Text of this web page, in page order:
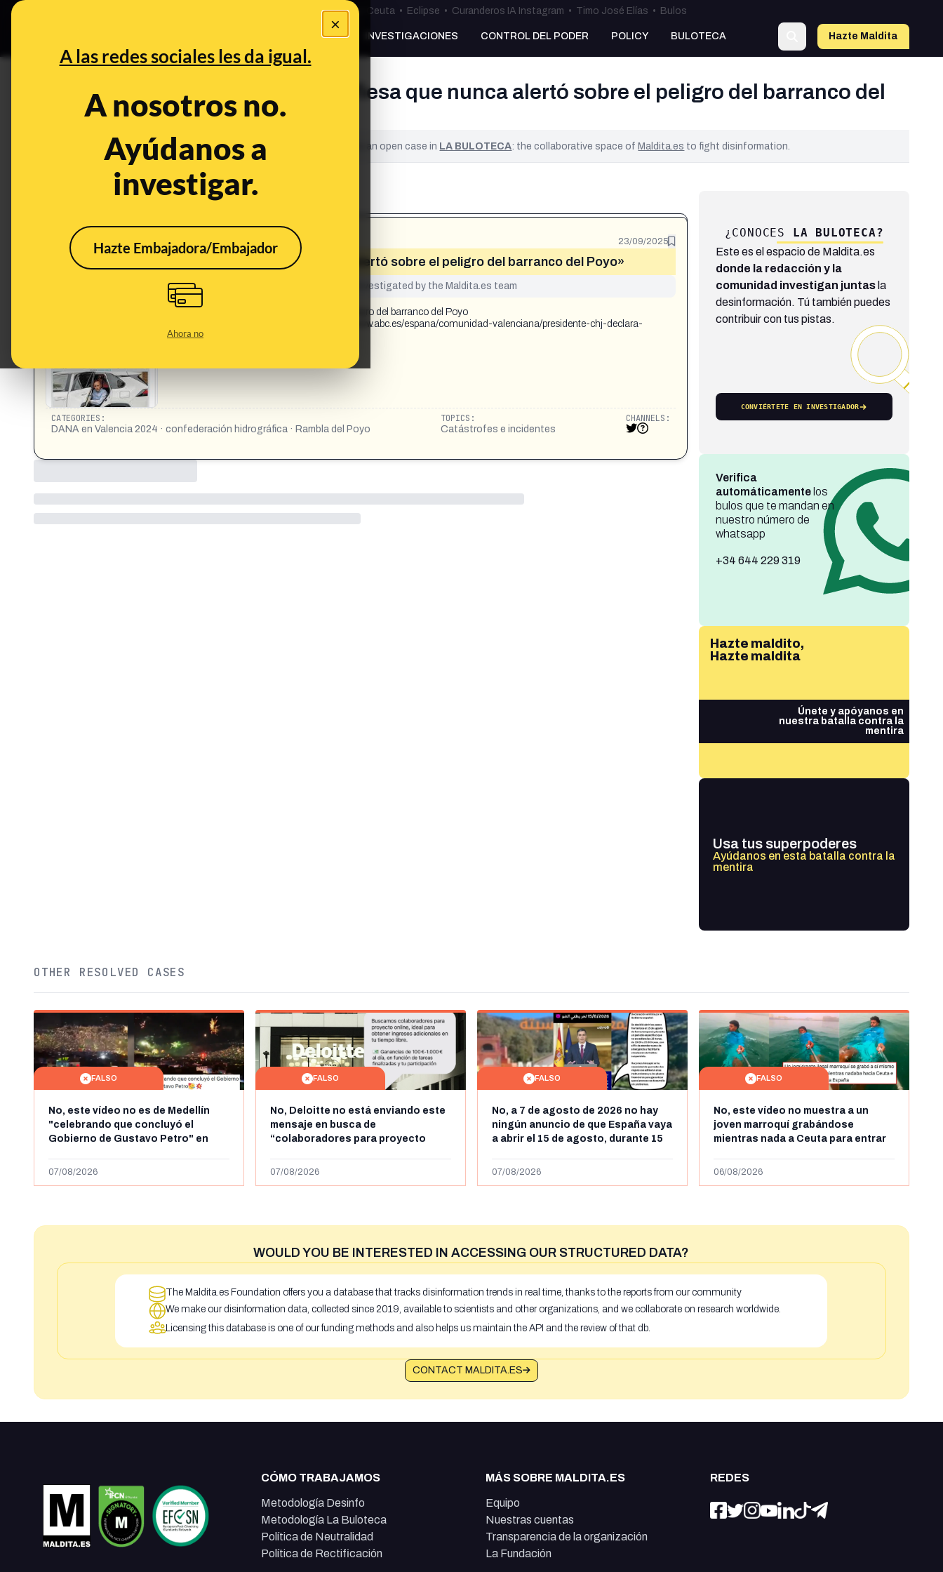
×
A las redes sociales les da igual.
A nosotros no.
Ayúdanos a
investigar.
Hazte Embajadora/Embajador
Ahora no
Especial Ceuta•Bulos Ceuta • Eclipse • Curanderos IA Instagram • Timo José Elías • Bulos
PREBUNKING INVESTIGACIONES CONTROL DEL PODER POLICY BULOTECA Hazte Maldita
¿La Confederación del Júcar confiesa que nunca alertó sobre el peligro del barranco del
Poyo?
This content has NOT yet been verified. It is an open case in LA BULOTECA: the collaborative space ofMaldita.es to fight disinformation.
What's being said: 23/09/2025
«La Confederación del Júcar confiesa que nunca alertó sobre el peligro del barranco del Poyo»
This content has not yet been investigated by the Maldita.es team
ABC La Confederación del Júcar confiesa que nunca alertó sobre el peligro del barranco del Poyo
https://x.com/popularesVLC/status/1969287428339806621 https://www.abc.es/espana/comunidad-valenciana/presidente-chj-declara-
ante-juez-danano-agradable-20250919101155-nt.html
CATEGORIES:
DANA en Valencia 2024 · confederación hidrográfica · Rambla del Poyo
TOPICS:
Catástrofes e incidentes
CHANNELS:
¿CONOCES LA BULOTECA?
Este es el espacio de Maldita.es
donde la redacción y la
comunidad investigan juntasla
desinformación. Tú también puedes
contribuir con tus pistas.
CONVIÉRTETE EN INVESTIGADOR
Verifica
automáticamentelos
bulos que te mandan en
nuestro número de
whatsapp
+34 644 229 319
Hazte maldito,
Hazte maldita
Únete y apóyanos en
nuestra batalla contra la
mentira
Usa tus superpoderes
Ayúdanos en esta batalla contra la
mentira
OTHER RESOLVED CASES
FALSO
No, este vídeo no es de Medellín
"celebrando que concluyó el
Gobierno de Gustavo Petro" en
de 2024
07/08/2026
FALSO
No, Deloitte no está enviando este
mensaje en busca de
“colaboradores para proyecto
1.000 euros al día: es un timo
07/08/2026
FALSO
No, a 7 de agosto de 2026 no hay
ningún anuncio de que España vaya
a abrir el 15 de agosto, durante 15
y Ceuta
07/08/2026
FALSO
No, este vídeo no muestra a un
joven marroquí grabándose
mientras nada a Ceuta para entrar
más de 450km de Ceuta y el autor lo
06/08/2026
WOULD YOU BE INTERESTED IN ACCESSING OUR STRUCTURED DATA?
The Maldita.es Foundation offers you a database that tracks disinformation trends in real time, thanks to the reports from our community
We make our disinformation data, collected since 2019, available to scientists and other organizations, and we collaborate on research worldwide.
Licensing this database is one of our funding methods and also helps us maintain the API and the review of that db.
CONTACT MALDITA.ES
CÓMO TRABAJAMOS
Metodología Desinfo
Metodología La Buloteca
Política de Neutralidad
Política de Rectificación
MÁS SOBRE MALDITA.ES
Equipo
Nuestras cuentas
Transparencia de la organización
La Fundación
REDES